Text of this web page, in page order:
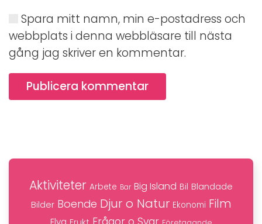
Spara mitt namn, min e-postadress och
webbplats i denna webbläsare till nästa
gång jag skriver en kommentar.
Publicera kommentar
Aktiviteter Arbete Bar Big Island Bil Blandade
Bilder Boende Djur o Natur Ekonomi Film